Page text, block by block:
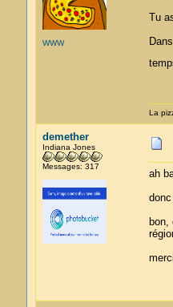
WWW
Tu
La
demether
Indiana Jones
Messages: 317
ah